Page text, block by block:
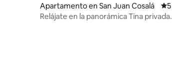
Apartamento en San Juan Cosalá
Relájate en la panorámica Tina privada